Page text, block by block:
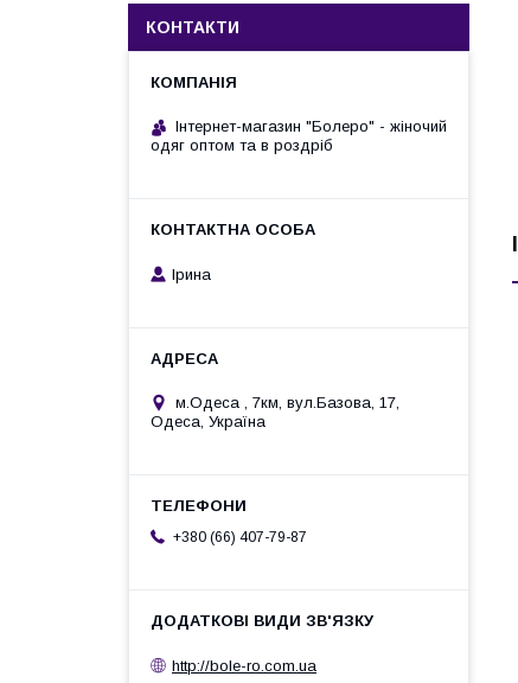
КОНТАКТИ
Інтернет-магазин "Болеро" - жіночий
одяг оптом та в роздріб
Ірина
м.Одеса , 7км, вул.Базова, 17,
Одеса, Україна
+380 (66) 407-79-87
http://bole-ro.com.ua